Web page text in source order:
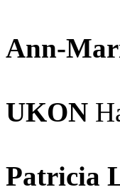
Ann-
UKON
Patricia